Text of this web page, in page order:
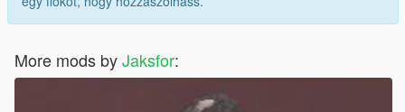
More mods byJaksfor: